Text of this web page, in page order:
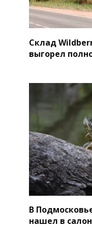
Склад
выгорел
В
нашел в